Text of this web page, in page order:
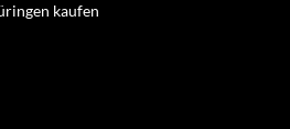
kaufen